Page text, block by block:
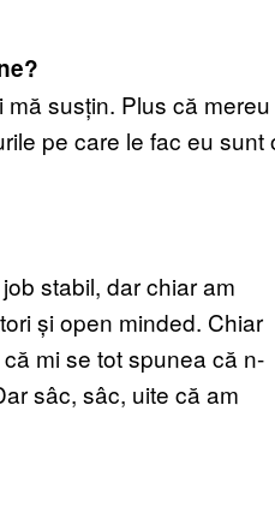
susțin. Plus că mereu
pe care le fac eu sunt
stabil, dar chiar am
și open minded. Chiar
mi se tot spunea că n-
sâc, sâc, uite că am